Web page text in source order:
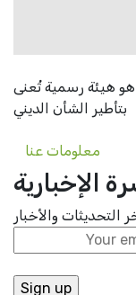
هيئة رسمية تُعنى
بتأطير الشأن الديني
معلومات عنا
الإخبارية
والأخبار